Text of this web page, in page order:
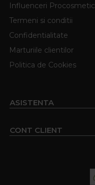
Influenceri Procosmetic
Termeni si conditii
Confidentialitate
Marturiile clientilor
Politica de Cookies
ASISTENTA
CONT CLIENT